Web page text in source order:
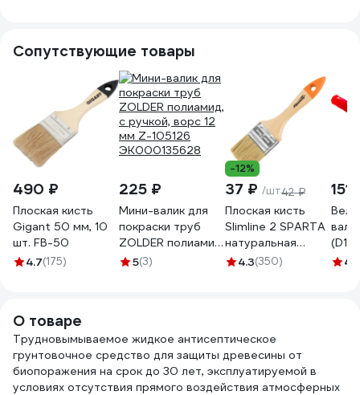
5)
Сопутствующие товары
490 ₽
Плоская кисть
Gigant 50 мм, 10
шт. FB-50
4.7(175)
225 ₽
Мини-валик для
покраски труб
ZOLDER полиамид,
с ручкой, ворс 12
5(3)
-12%
37 ₽ /шт42 ₽
Плоская кисть
Slimline 2 SPARTA
натуральная
щетина,
4.3(350)
151
4 4.9
О товаре
Трудновымываемое жидкое антисептическое
грунтовочное средство для защиты древесины от
биопоражения на срок до 30 лет, эксплуатируемой в
условиях отсутствия прямого воздействия атмосферных